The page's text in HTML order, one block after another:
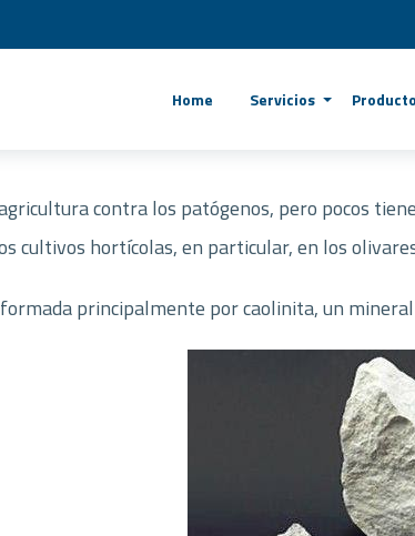
Home Servicios
contra los patógenos, pero pocos
cultivos hortícolas, en particular, en los
principalmente por caolinita, un